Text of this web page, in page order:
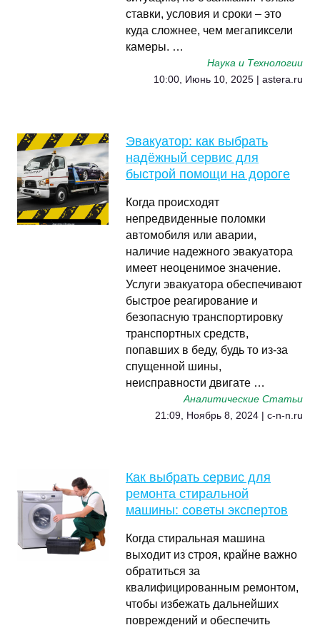
ставки, условия и сроки – это
куда сложнее, чем мегапиксели
камеры. …
Наука и Технологии
10:00, Июнь 10, 2025 | astera.ru
Эвакуатор: как выбрать
надёжный сервис для
быстрой помощи на дороге
Когда происходят
непредвиденные поломки
автомобиля или аварии,
наличие надежного эвакуатора
имеет неоценимое значение.
Услуги эвакуатора обеспечивают
быстрое реагирование и
безопасную транспортировку
транспортных средств,
попавших в беду, будь то из-за
спущенной шины,
неисправности двигате …
Аналитические Статьи
21:09, Ноябрь 8, 2024 | c-n-n.ru
Как выбрать сервис для
ремонта стиральной
машины: советы экспертов
Когда стиральная машина
выходит из строя, крайне важно
обратиться за
квалифицированным ремонтом,
чтобы избежать дальнейших
повреждений и обеспечить